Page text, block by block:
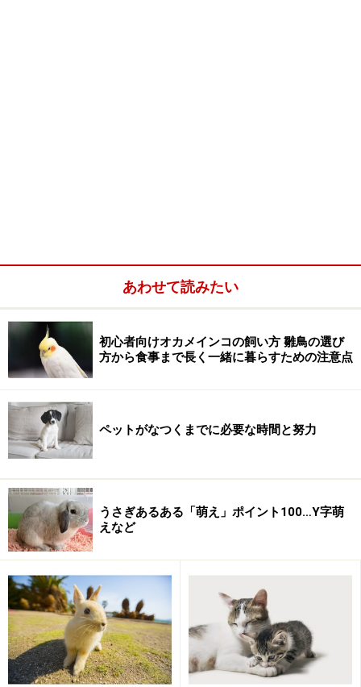
あわせて読みたい
初心者向けオカメインコの飼い方 雛鳥の選び
方から食事まで長く一緒に暮らすための注意点
ペットがなつくまでに必要な時間と努力
うさぎあるある「萌え」ポイント100…Y字萌
えなど